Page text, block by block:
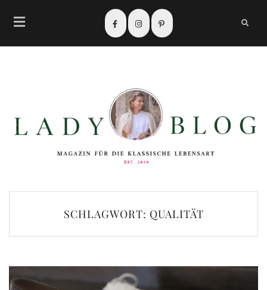
SCHLAGWORT: QUALITÄT